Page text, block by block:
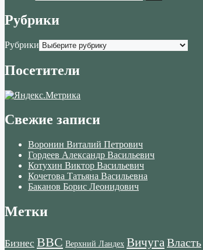
Рубрики
Рубрики
Посетители
Свежие записи
Воронин Виталий Петрович
Гордеев Александр Васильевич
Котухин Виктор Васильевич
Кочетова Татьяна Васильевна
Баканов Борис Леонидович
Метки
Бизнес ВВС Верхний Ландех ВичугаВласть